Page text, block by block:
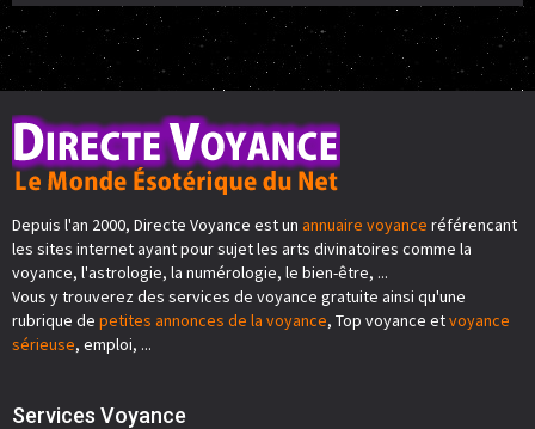
Depuis l'an 2000, Directe Voyance est un annuaire voyance référencant
les sites internet ayant pour sujet les arts divinatoires comme la
voyance, l'astrologie, la numérologie, le bien-être, ...
Vous y trouverez des services de voyance gratuite ainsi qu'une
rubrique de petites annonces de la voyance, Top voyance etvoyance
sérieuse, emploi, ...
Services Voyance